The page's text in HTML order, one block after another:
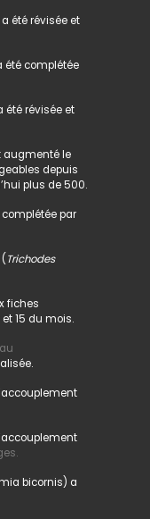
été révisée et
été complétée
été révisée et
augmenté le
depuis
plus de 500.
par
( Trichodes
fiches
15 du mois.
bicornis) a